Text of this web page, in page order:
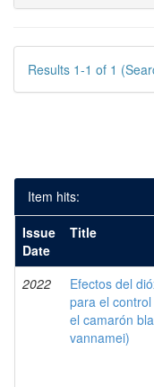
Results 1-1 of 1
Item hits:
Issue
Date
Title
2022
Efectos del
para el
el camarón
vannamei)